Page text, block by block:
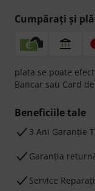
Cumpărați și
plata se poate
Bancar sau Card
Beneficiile tale
3 Ani Garanție
Garanţia
Service